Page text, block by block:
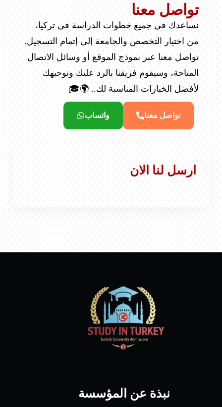
تواصل معنا
نساعدك في جميع خطوات الدراسة في تركيا،
من اختيار التخصص والجامعة إلى إتمام التسجيل.
تواصل معنا عبر نموذج الموقع أو وسائل الاتصال
المتاحة، وسيقوم فريقنا بالرد عليك وتوجيهك
لأفضل الخيارات المناسبة لك.. 🌍🎓
تواصل معنا واتساب
ارسل لنا الان
نبذة عن المؤسسة